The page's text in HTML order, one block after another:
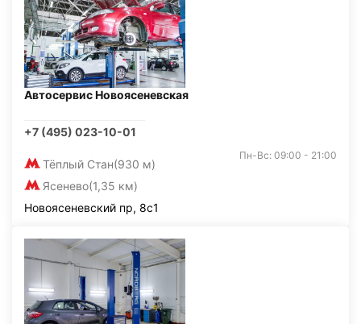
Автосервис Новоясеневская
+7 (495) 023-10-01
Тёплый Стан(930 м)
Ясенево(1,35 км)
Пн-Вс: 09:00 - 21:00
Новоясеневский пр, 8с1